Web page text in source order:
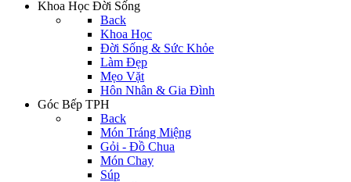
Khoa Học Đời Sống
Back
Khoa Học
Đời Sống & Sức Khỏe
Làm Đẹp
Mẹo Vặt
Hôn Nhân & Gia Đình
Góc Bếp TPH
Back
Món Tráng Miệng
Gỏi - Đồ Chua
Món Chay
Súp